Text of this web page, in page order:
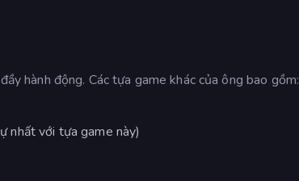
hành động. Các tựa game khác của ông bao gồm:
nhất với tựa game này)